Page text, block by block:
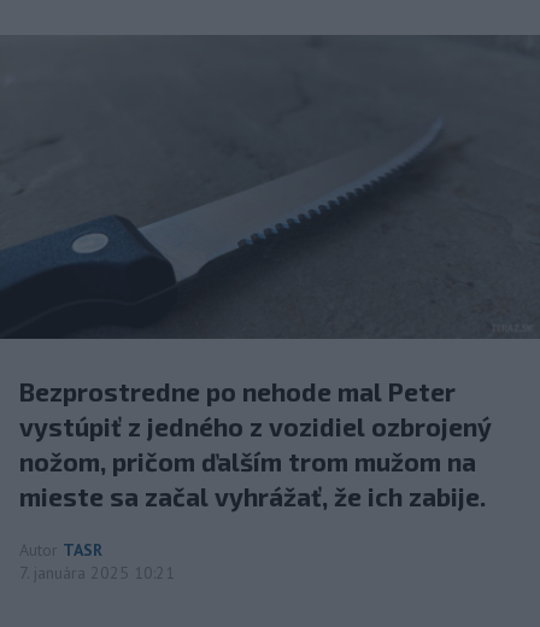
Bezprostredne po nehode mal Peter
vystúpiť z jedného z vozidiel ozbrojený
nožom, pričom ďalším trom mužom na
mieste sa začal vyhrážať, že ich zabije.
Autor TASR
7. januára 2025 10:21